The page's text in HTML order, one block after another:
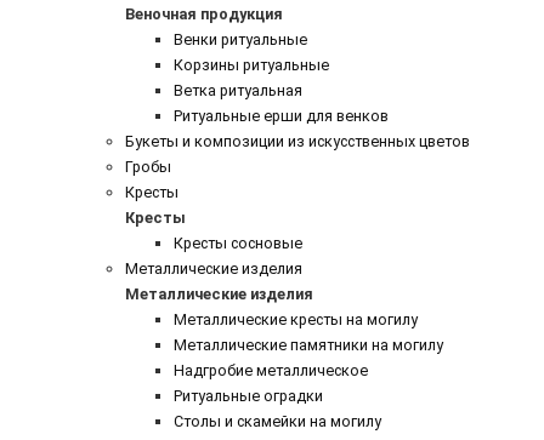
Веночная продукция
Венки ритуальные
Корзины ритуальные
Ветка ритуальная
Ритуальные ерши для венков
Букеты и композиции из искусственных цветов
Гробы
Кресты
Кресты
Кресты сосновые
Металлические изделия
Металлические изделия
Металлические кресты на могилу
Металлические памятники на могилу
Надгробие металлическое
Ритуальные оградки
Столы и скамейки на могилу